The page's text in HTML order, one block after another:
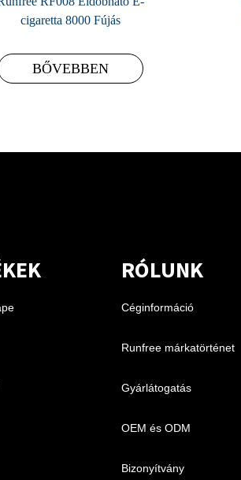
cigaretta 8000 Fújás
BŐVEBBEN
RÓLUNK
Céginformáció
Runfree márkatörténet
Gyárlátogatás
OEM és ODM
Bizonyítvány